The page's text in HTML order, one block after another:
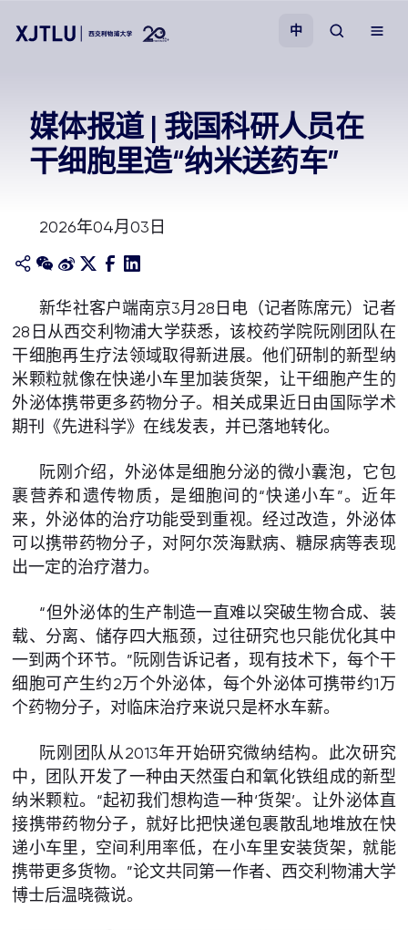
招生
学院
校园生活
关于我们
中
媒体报道 | 我国科研人员在
干细胞里造“纳米送药车”
2026年04月03日
新华社客户端南京3月28日电（记者陈席元）记者
28日从西交利物浦大学获悉，该校药学院阮刚团队在
干细胞再生疗法领域取得新进展。他们研制的新型纳
米颗粒就像在快递小车里加装货架，让干细胞产生的
外泌体携带更多药物分子。相关成果近日由国际学术
期刊《先进科学》在线发表，并已落地转化。
阮刚介绍，外泌体是细胞分泌的微小囊泡，它包
裹营养和遗传物质，是细胞间的“快递小车”。近年
来，外泌体的治疗功能受到重视。经过改造，外泌体
可以携带药物分子，对阿尔茨海默病、糖尿病等表现
出一定的治疗潜力。
“但外泌体的生产制造一直难以突破生物合成、装
载、分离、储存四大瓶颈，过往研究也只能优化其中
一到两个环节。”阮刚告诉记者，现有技术下，每个干
细胞可产生约2万个外泌体，每个外泌体可携带约1万
个药物分子，对临床治疗来说只是杯水车薪。
阮刚团队从2013年开始研究微纳结构。此次研究
中，团队开发了一种由天然蛋白和氧化铁组成的新型
纳米颗粒。“起初我们想构造一种‘货架’。让外泌体直
接携带药物分子，就好比把快递包裹散乱地堆放在快
递小车里，空间利用率低，在小车里安装货架，就能
携带更多货物。”论文共同第一作者、西交利物浦大学
博士后温晓薇说。